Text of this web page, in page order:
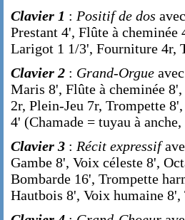
Clavier 1 : Positif de dos
Prestant 4', Flûte à
Larigot 1 1/3', Fourniture 4r,
Clavier 2 : Grand-Orgue
Maris 8', Flûte à cheminée
2r, Plein-Jeu 7r, Trompette
4' (Chamade = tuyau à
Clavier 3 : Récit expressif
Gambe 8', Voix céleste 8',
Bombarde 16', Trompette
Hautbois 8', Voix humaine